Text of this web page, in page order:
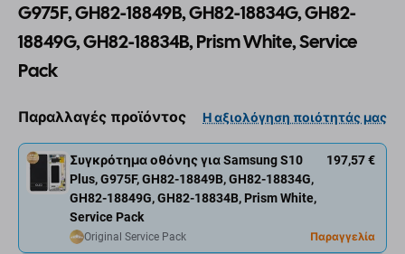
G975F, GH82-18849B, GH82-18834G, GH82-
18849G, GH82-18834B, Prism White, Service
Pack
Παραλλαγές προϊόντος Η αξιολόγηση ποιότητάς μας
Συγκρότημα οθόνης για Samsung S10
Plus, G975F, GH82-18849B, GH82-18834G,
GH82-18849G, GH82-18834B, Prism White,
Service Pack
197,57 €
Original Service Pack Παραγγελία